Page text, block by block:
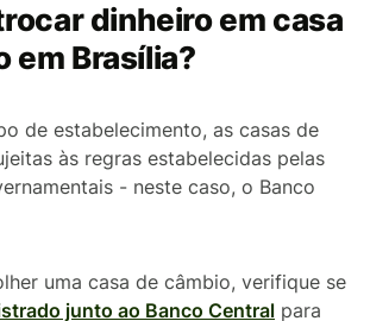
dinheiro em casa
em Brasília?
de estabelecimento, as casas de
às regras estabelecidas pelas
- neste caso, o Banco
uma casa de câmbio, verifique se
junto ao Banco Central para